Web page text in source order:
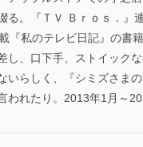
る。『ＴＶ Ｂｒｏｓ．
『私のテレビ日記』の
し、口下手、ストイック
らしく、『シミズさま
れたり。2013年1月～